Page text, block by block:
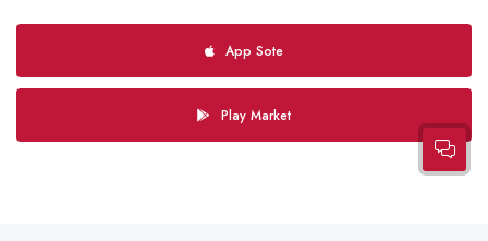
App Sote
Play Market